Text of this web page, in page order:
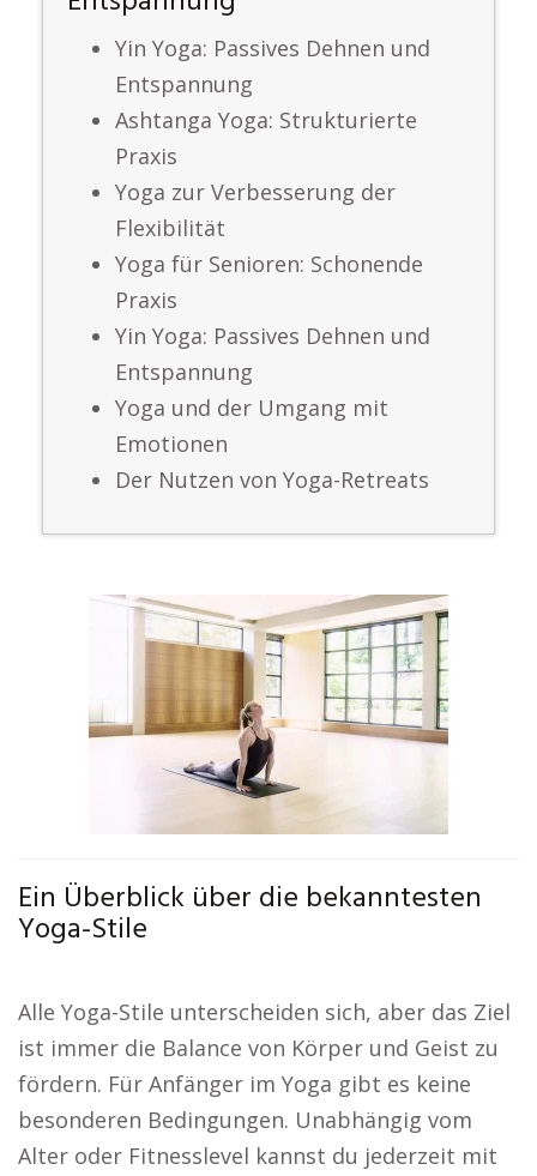
Yin Yoga: Passives Dehnen und
Entspannung
Ashtanga Yoga: Strukturierte
Praxis
Yoga zur Verbesserung der
Flexibilität
Yoga für Senioren: Schonende
Praxis
Yin Yoga: Passives Dehnen und
Entspannung
Yoga und der Umgang mit
Emotionen
Der Nutzen von Yoga-Retreats
Ein Überblick über die bekanntesten
Yoga-Stile
Alle Yoga-Stile unterscheiden sich, aber das Ziel
ist immer die Balance von Körper und Geist zu
fördern. Für Anfänger im Yoga gibt es keine
besonderen Bedingungen. Unabhängig vom
Alter oder Fitnesslevel kannst du jederzeit mit